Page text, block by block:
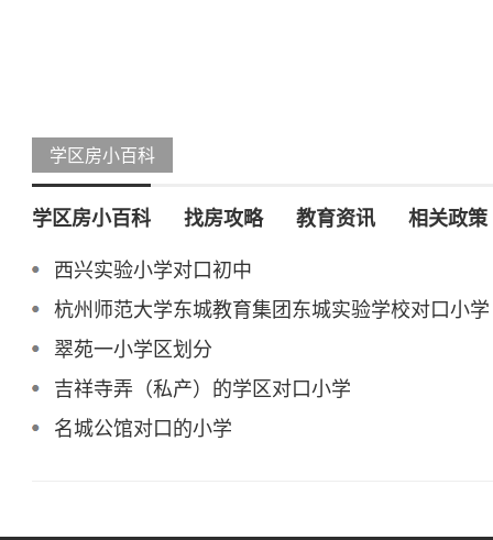
学区房小百科
学区房小百科 找房攻略 教育资讯 相关政策
西兴实验小学对口初中
杭州师范大学东城教育集团东城实验学校对口小学
翠苑一小学区划分
吉祥寺弄（私产）的学区对口小学
名城公馆对口的小学